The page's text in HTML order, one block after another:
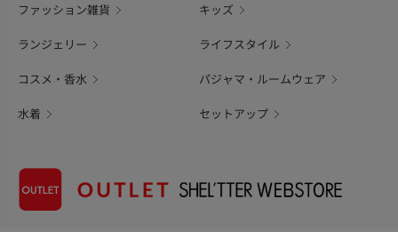
ファッション雑貨 キッズ
ランジェリー ライフスタイル
コスメ・香水 パジャマ・ルームウェア
水着 セットアップ